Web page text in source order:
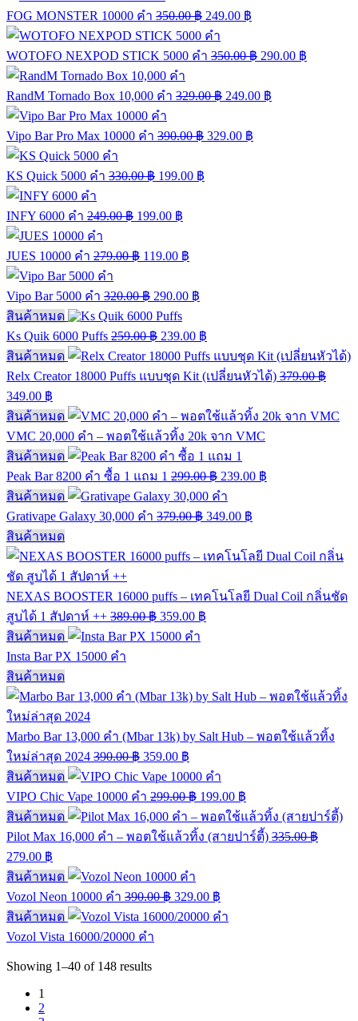
FOG MONSTER 10000 คำ 350.00฿ 249.00 ฿
WOTOFO NEXPOD STICK 5000 คำ 350.00฿ 290.00 ฿
RandM Tornado Box 10,000 คำ 329.00฿ 249.00 ฿
Vipo Bar Pro Max 10000 คำ 390.00฿ 329.00 ฿
KS Quick 5000 คำ 330.00฿ 199.00 ฿
INFY 6000 คำ 249.00฿ 199.00 ฿
JUES 10000 คำ 279.00฿ 119.00 ฿
Vipo Bar 5000 คำ 320.00฿ 290.00 ฿
สินค้าหมด
Ks Quik 6000 Puffs 259.00฿ 239.00 ฿
สินค้าหมด
Relx Creator 18000 Puffs แบบชุด Kit (เปลี่ยนหัวได้) 379.00฿
349.00 ฿
สินค้าหมด
VMC 20,000 คำ – พอตใช้แล้วทิ้ง 20k จาก VMC
สินค้าหมด
Peak Bar 8200 คำ ซื้อ 1 แถม 1 299.00฿ 239.00 ฿
สินค้าหมด
Grativape Galaxy 30,000 คำ 379.00฿ 349.00 ฿
สินค้าหมด
NEXAS BOOSTER 16000 puffs – เทคโนโลยี Dual Coil กลิ่นชัด
สูบได้ 1 สัปดาห์ ++ 389.00฿ 359.00 ฿
สินค้าหมด
Insta Bar PX 15000 คำ
สินค้าหมด
Marbo Bar 13,000 คำ (Mbar 13k) by Salt Hub – พอตใช้แล้วทิ้ง
ใหม่ล่าสุด 2024 390.00฿ 359.00 ฿
สินค้าหมด
VIPO Chic Vape 10000 คำ 299.00฿ 199.00 ฿
สินค้าหมด
Pilot Max 16,000 คำ – พอตใช้แล้วทิ้ง (สายปาร์ตี้) 335.00฿
279.00 ฿
สินค้าหมด
Vozol Neon 10000 คำ 390.00฿ 329.00 ฿
สินค้าหมด
Vozol Vista 16000/20000 คำ
Showing 1–40 of 148 results
1
2